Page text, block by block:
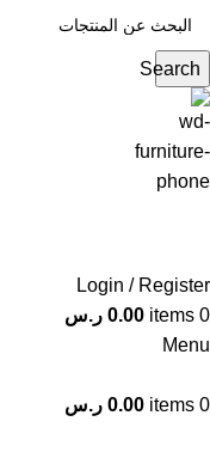
Search
Login / Register
0
items
0.00 ر.س
Menu
0
items
0.00 ر.س